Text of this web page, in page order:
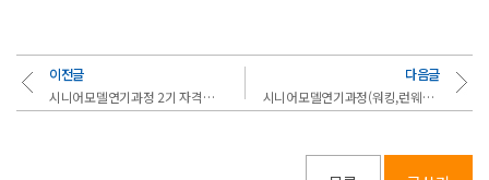
이전글
시니어모델연기과정 2기 자격증클래스,3기 런웨이클래스,4기워킹클래스 개강
다음글
시니어모델연기과정(워킹,런웨이클래스.자격증)개강식